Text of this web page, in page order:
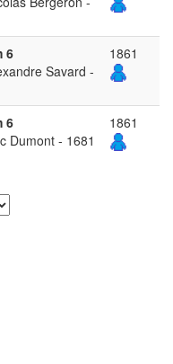
6
Savard -
1861
6
Dumont - 1681
1861